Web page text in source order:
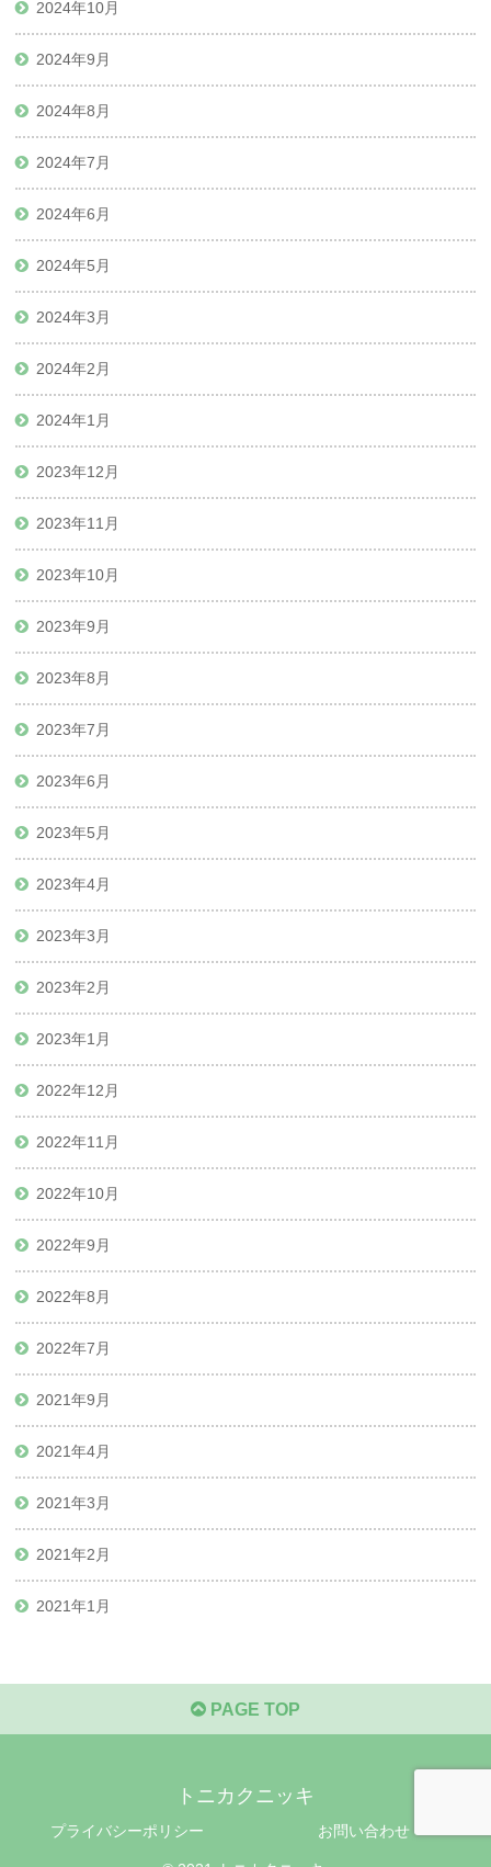
2024年10月
2024年9月
2024年8月
2024年7月
2024年6月
2024年5月
2024年3月
2024年2月
2024年1月
2023年12月
2023年11月
2023年10月
2023年9月
2023年8月
2023年7月
2023年6月
2023年5月
2023年4月
2023年3月
2023年2月
2023年1月
2022年12月
2022年11月
2022年10月
2022年9月
2022年8月
2022年7月
2021年9月
2021年4月
2021年3月
2021年2月
2021年1月
PAGE TOP
トニカクニッキ
プライバシーポリシー お問い合わせ